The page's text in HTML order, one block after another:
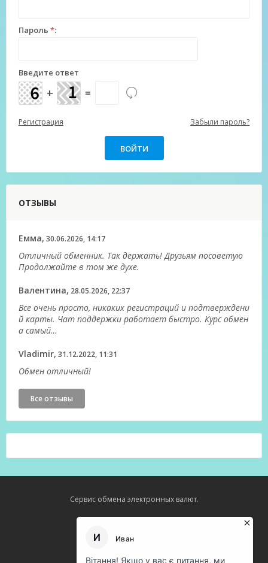
Пароль *:
Введите ответ
+ =
Регистрация Забыли пароль?
ОТЗЫВЫ
Емма, 30.06.2026, 14:17
Отличный обменник. Так держать! Друзьям посоветую
Продолжайте в том же духе.
Валентина, 28.05.2026, 22:37
Все очень просто, никаких регистраций и подтверждени
й карты. Чат поддержки работает быстро. Курс обмен
а самый…
Vladimir, 31.12.2022, 11:31
Обмен отличный!
Все отзывы
Сервис обмена электронных валют.